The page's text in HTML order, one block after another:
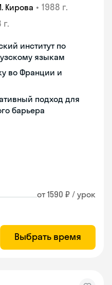
Кирова • 1988 г.
г.
институт по
языкам
во Франции и
подход для
барьера
от 1590 ₽ / урок
Выбрать время